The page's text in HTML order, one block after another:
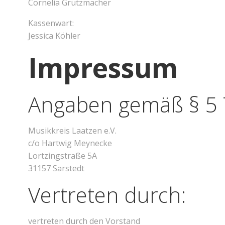
Cornelia Grützmacher
Kassenwart:
Jessica Köhler
Impressum
Angaben gemäß § 5
Musikkreis Laatzen e.V.
c/o Hartwig Meynecke
Lortzingstraße 5A
31157 Sarstedt
Vertreten durch:
vertreten durch den Vorstand